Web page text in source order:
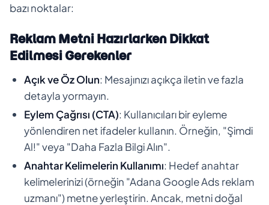
bazı noktalar:
Reklam Metni Hazırlarken Dikkat
Edilmesi Gerekenler
Açık ve Öz Olun: Mesajınızı açıkça iletin ve fazla
detayla yormayın.
Eylem Çağrısı (CTA): Kullanıcıları bir eyleme
yönlendiren net ifadeler kullanın. Örneğin, "Şimdi
Al!" veya "Daha Fazla Bilgi Alın".
Anahtar Kelimelerin Kullanımı: Hedef anahtar
kelimelerinizi (örneğin "Adana Google Ads reklam
uzmanı") metne yerleştirin. Ancak, metni doğal